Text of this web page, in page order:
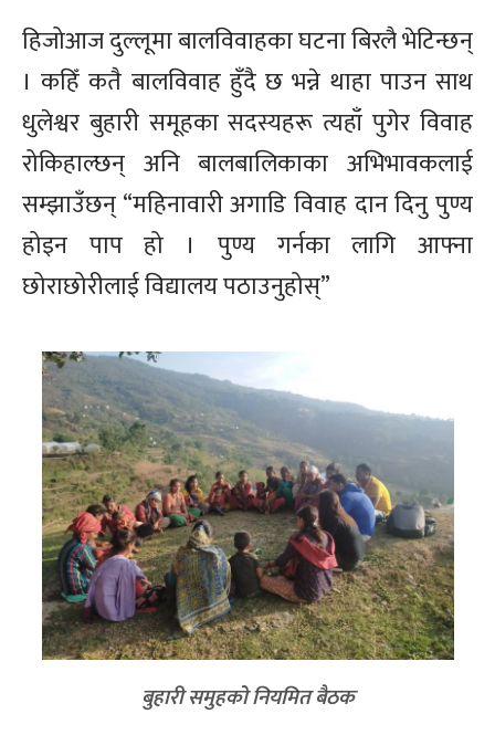
हिजोआज दुल्लूमा बालविवाहका घटना बिरलै भेटिन्छन्
। कहिँ कतै बालविवाह हुँदै छ भन्ने थाहा पाउन साथ
धुलेश्वर बुहारी समूहका सदस्यहरू त्यहाँ पुगेर विवाह
रोकिहाल्छन् अनि बालबालिकाका अभिभावकलाई
सम्झाउँछन् “महिनावारी अगाडि विवाह दान दिनु पुण्य
होइन पाप हो । पुण्य गर्नका लागि आफ्ना
छोराछोरीलाई विद्यालय पठाउनुहोस्”
बुहारी समुहको नियमित बैठक